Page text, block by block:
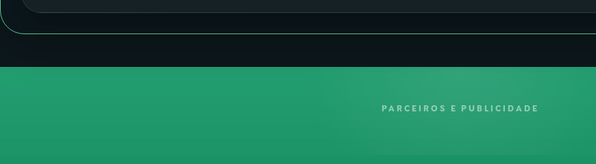
PARCEIROS E PUBLICIDADE